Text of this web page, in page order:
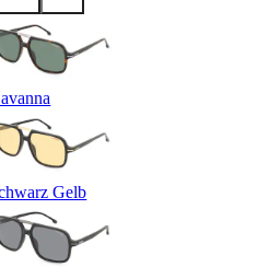
Gelb